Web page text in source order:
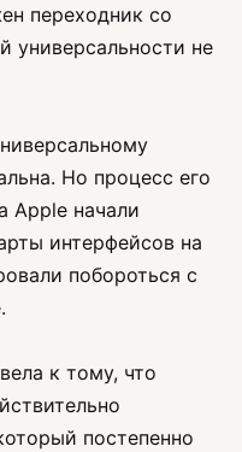
переходник со
универсальности не
Но процесс его
Apple начали
интерфейсов на
побороться с
к тому, что
постепенно